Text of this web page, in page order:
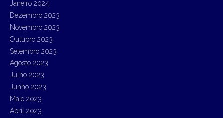
Janeiro 2024
Dezembro 2023
Novembro 2023
Outubro 2023
Setembro 2023
Agosto 2023
Julho 2023
Junho 2023
Maio 2023
Abril 2023